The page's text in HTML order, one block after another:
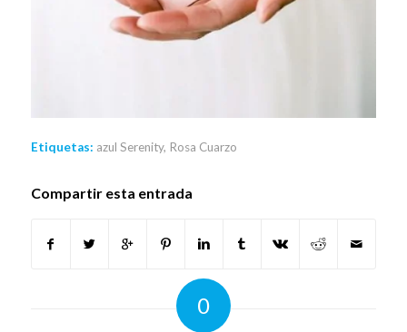
Etiquetas: azul Serenity, Rosa Cuarzo
Compartir esta entrada
0